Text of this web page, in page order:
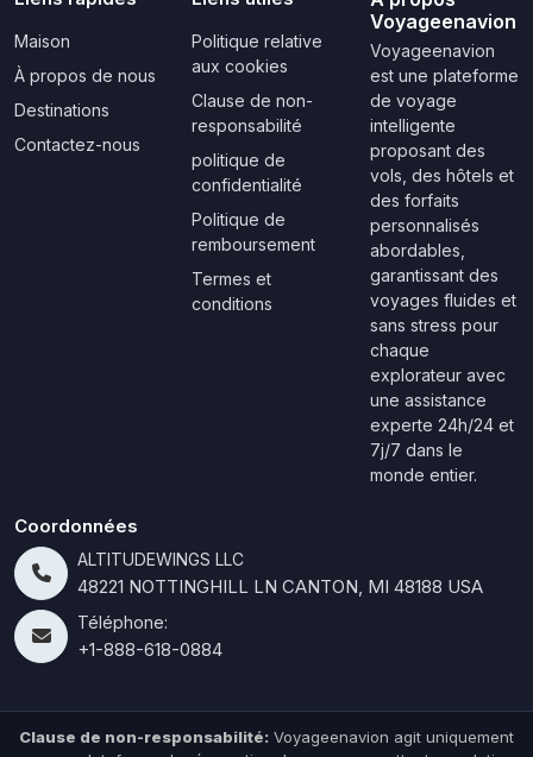
Maison
À propos de nous
Destinations
Contactez-nous
Politique relative
aux cookies
Clause de non-
responsabilité
politique de
confidentialité
Politique de
remboursement
Termes et
conditions
Voyageenavion
Voyageenavion
est une plateforme
de voyage
intelligente
proposant des
vols, des hôtels et
des forfaits
personnalisés
abordables,
garantissant des
voyages fluides et
sans stress pour
chaque
explorateur avec
une assistance
experte 24h/24 et
7j/7 dans le
monde entier.
Coordonnées
ALTITUDEWINGS LLC
48221 NOTTINGHILL LN CANTON, MI 48188 USA
Téléphone:
+1-888-618-0884
Clause de non-responsabilité: Voyageenavion agit uniquement